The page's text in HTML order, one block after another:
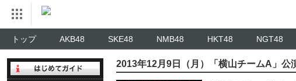
トップ AKB48 SKE48 NMB48 HKT48 NGT48
2013年12月9日（月）「横山チームA」公